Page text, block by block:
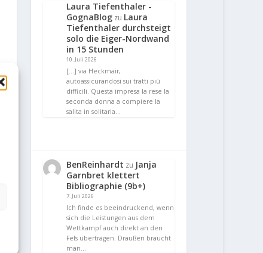
Laura Tiefenthaler -
GognaBlog zu Laura
Tiefenthaler durchsteigt
solo die Eiger-Nordwand
in 15 Stunden
10. Juli 2026
[…] via Heckmair,
autoassicurandosi sui tratti più
difficili. Questa impresa la rese la
seconda donna a compiere la
salita in solitaria…
BenReinhardt zu Janja
Garnbret klettert
Bibliographie (9b+)
7. Juli 2026
Ich finde es beeindruckend, wenn
sich die Leistungen aus dem
Wettkampf auch direkt an den
Fels übertragen. Draußen braucht
man…